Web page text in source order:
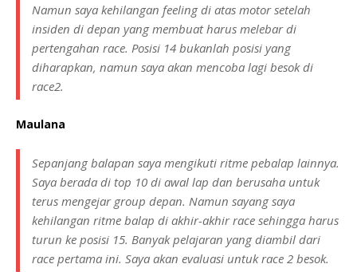
Namun saya kehilangan feeling di atas motor setelah
insiden di depan yang membuat harus melebar di
pertengahan race. Posisi 14 bukanlah posisi yang
diharapkan, namun saya akan mencoba lagi besok di
race2.
Maulana
Sepanjang balapan saya mengikuti ritme pebalap lainnya.
Saya berada di top 10 di awal lap dan berusaha untuk
terus mengejar group depan. Namun sayang saya
kehilangan ritme balap di akhir-akhir race sehingga harus
turun ke posisi 15. Banyak pelajaran yang diambil dari
race pertama ini. Saya akan evaluasi untuk race 2 besok.